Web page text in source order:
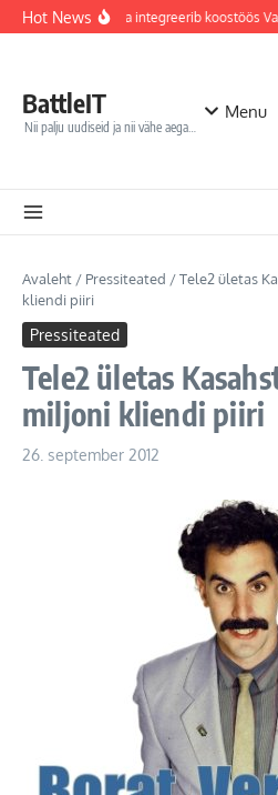
Sisu juurde
Hot NewsJõhvi haigla integreerib koostöös
BattleIT
Nii palju uudiseid ja nii vähe aega…
Menu
Avaleht / Pressiteated /Tele2 ületas
kliendi piiri
Pressiteated
Tele2 ületas
miljoni kliendi piiri
26. september 2012